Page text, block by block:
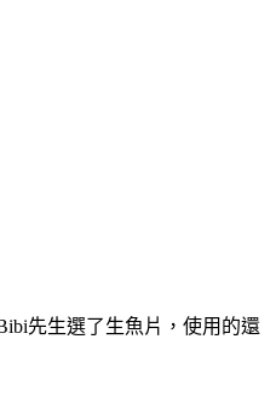
先生選了生魚片，使用的還